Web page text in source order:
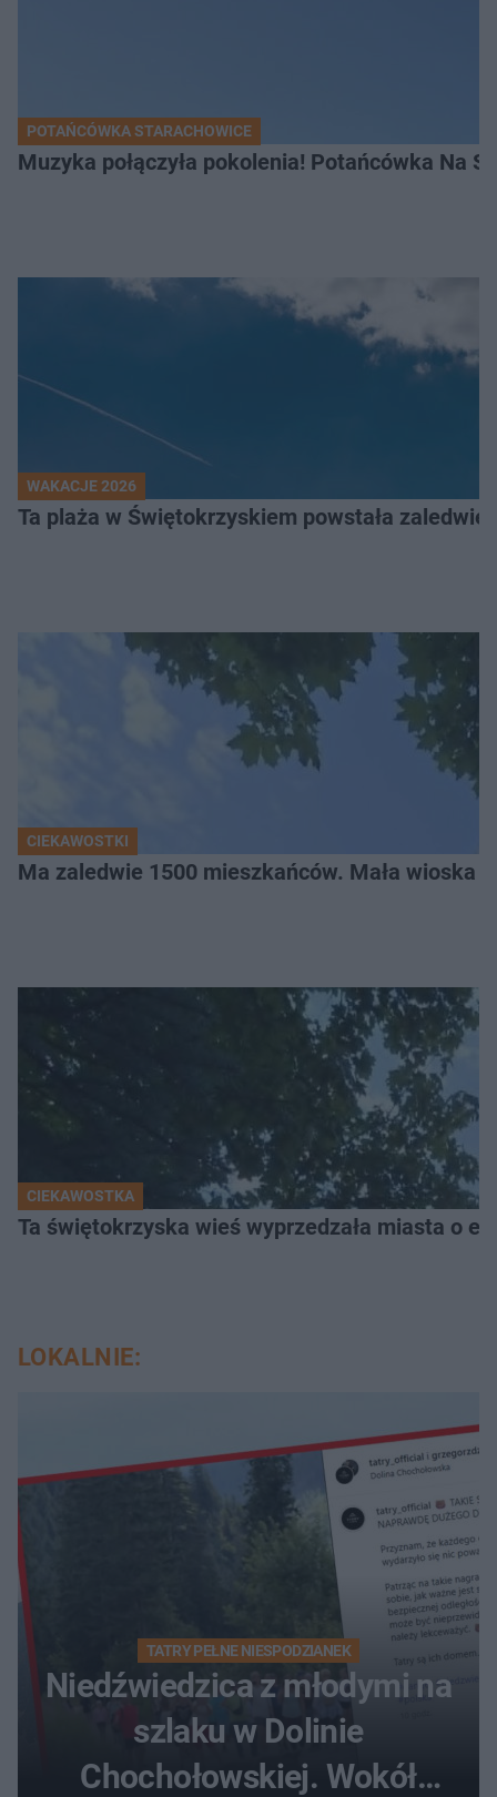
POTAŃCÓWKA STARACHOWICE
Muzyka połączyła pokolenia! Potańcówka Na
WAKACJE 2026
Ta plaża w Świętokrzyskiem powstała
CIEKAWOSTKI
Ma zaledwie 1500 mieszkańców. Mała wioska
CIEKAWOSTKA
Ta świętokrzyska wieś wyprzedzała miasta o
LOKALNIE:
TATRY PEŁNE NIESPODZIANEK
Niedźwiedzica z młodymi na
szlaku w Dolinie
Chochołowskiej. Wokół